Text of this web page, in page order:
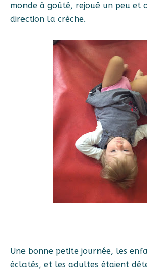
monde à goûté, rejoué un peu et
direction la crèche.
Une bonne petite journée, les
éclatés, et les adultes étaient